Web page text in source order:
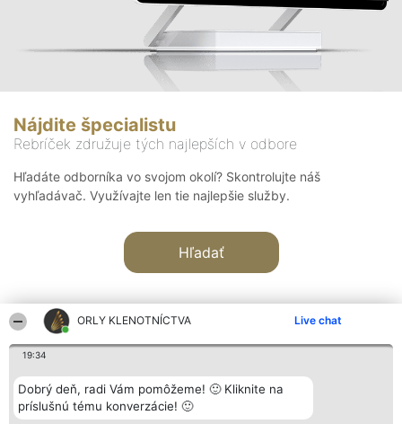
ORLY KLENOTNÍCTVA Live chat
19:34
Dobrý deň, radi Vám pomôžeme! 🙂 Kliknite na
príslušnú tému konverzácie! 🙂
Nájdite špecialistu
Rebríček združuje tých najlepších v odbore
Hľadáte odborníka vo svojom okolí? Skontrolujte náš
vyhľadávač. Využívajte len tie najlepšie služby.
Hľadať
Organizátor hodnotenia
Bright Side Solutions sp. z o.
o. sp. k.
Hodnotenie
Laureáti
Lista
Kontakt
Kontakt